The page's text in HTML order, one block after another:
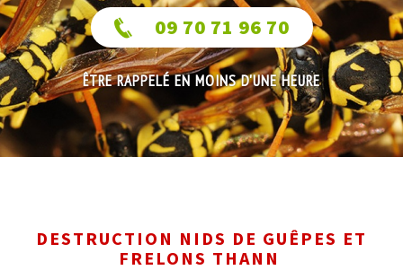
09 70 71 96 70
ÊTRE RAPPELÉ EN MOINS D'UNE HEURE
DESTRUCTION NIDS DE GUÊPES ET
FRELONS THANN